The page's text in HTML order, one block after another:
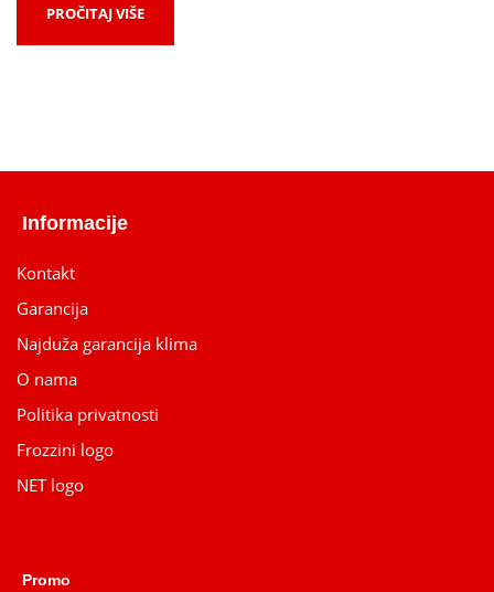
PROČITAJ VIŠE
Informacije
Kontakt
Garancija
Najduža garancija klima
O nama
Politika privatnosti
Frozzini logo
NET logo
Promo